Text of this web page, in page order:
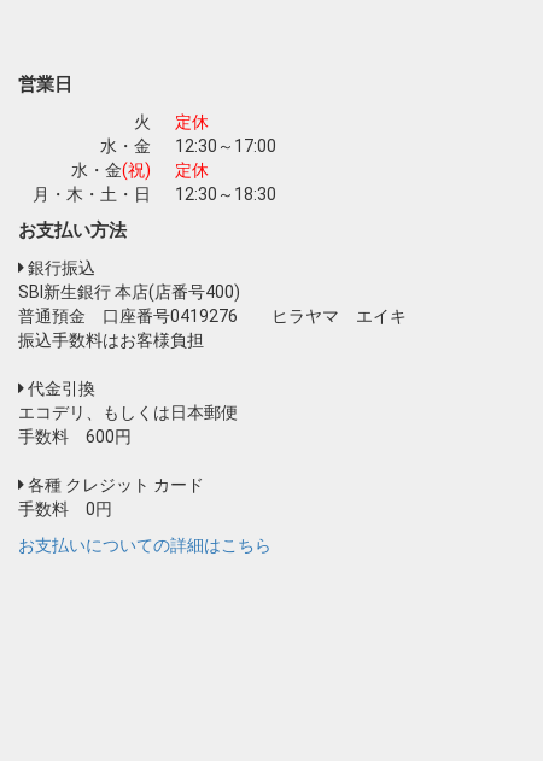
営業日
火
定休
水・金
12:30～17:00
水・金(祝)
定休
月・木・土・日
12:30～18:30
お支払い方法
銀行振込
SBI新生銀行 本店(店番号400)
普通預金 口座番号0419276 ヒラヤマ エイキ
振込手数料はお客様負担
代金引換
エコデリ、もしくは日本郵便
手数料 600円
各種 クレジット カード
手数料 0円
お支払いについての詳細はこちら